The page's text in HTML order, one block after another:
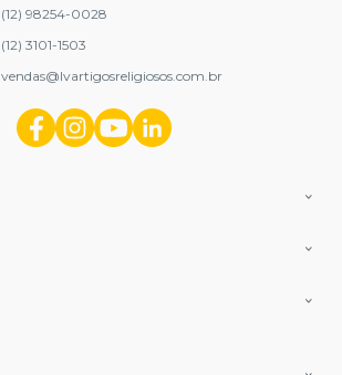
(12) 98254-0028
(12) 3101-1503
vendas@lvartigosreligiosos.com.br